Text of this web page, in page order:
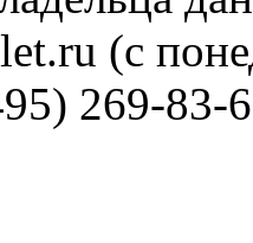
(с
269-83-